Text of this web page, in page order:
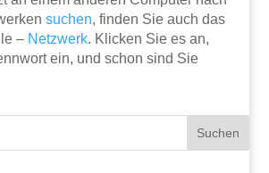
suchen, finden Sie auch das
– Netzwerk. Klicken Sie es an,
ein, und schon sind Sie